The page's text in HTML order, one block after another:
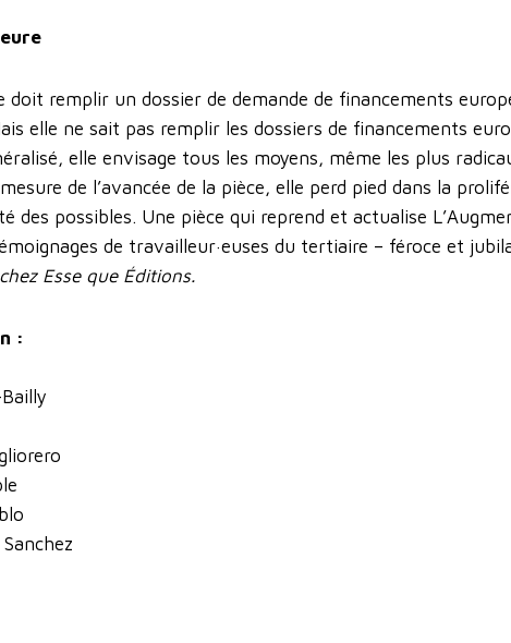
doit remplir un dossier de demande de financements
elle ne sait pas remplir les dossiers de financements
elle envisage tous les moyens, même les plus
de l’avancée de la pièce, elle perd pied dans la
des possibles. Une pièce qui reprend et actualise
de travailleur·euses du tertiaire – féroce et
Esse que Éditions.
: